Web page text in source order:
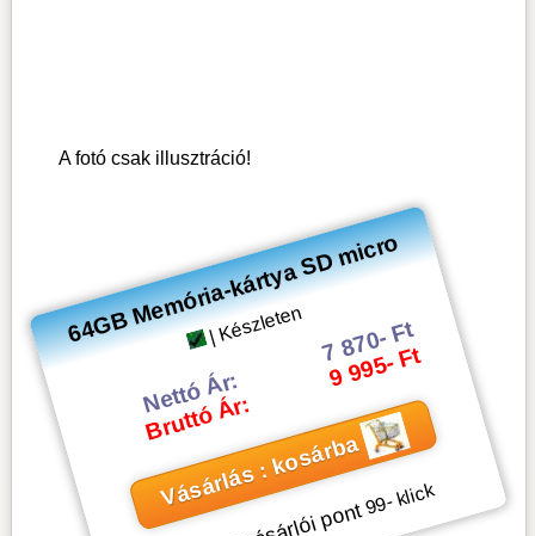
A fotó csak illusztráció!
64GB Memória-kártya SD micro
| Készleten
Nettó Ár:
Bruttó Ár:
7 870- Ft
9 995- Ft
Vásárlás : kosárba99- klick